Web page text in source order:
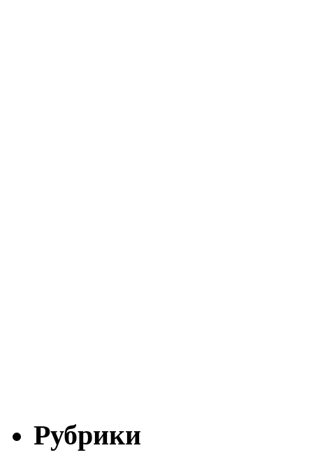
Рубрики